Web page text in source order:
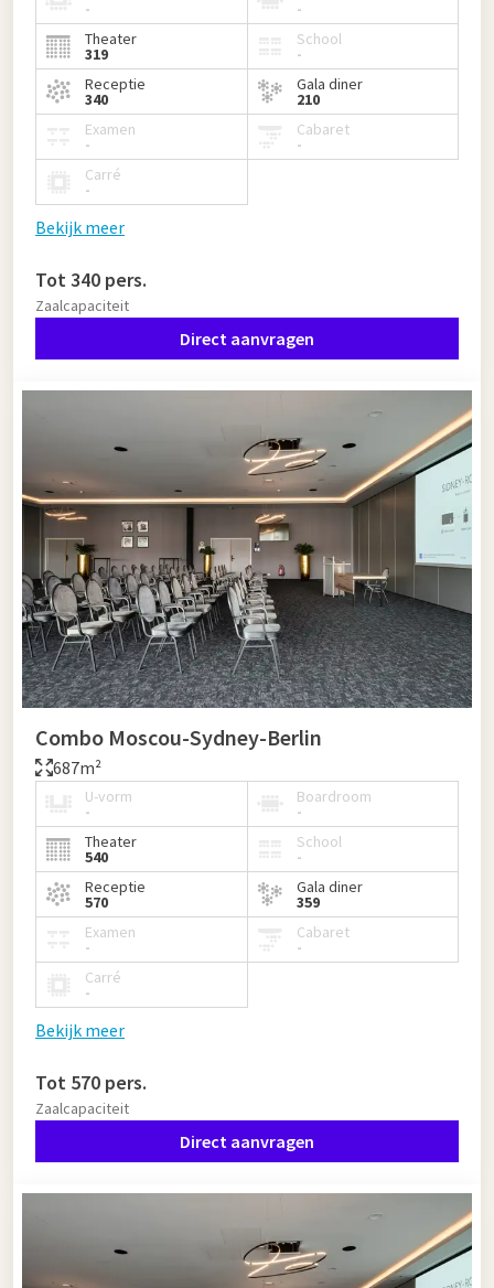
-
-
Theater
319
School
-
Receptie
340
Gala diner
210
Examen
-
Cabaret
-
Carré
-
Bekijk meer
Tot 340 pers.
Zaalcapaciteit
Direct aanvragen
Combo Moscou-Sydney-Berlin
687m²
U-vorm
-
Boardroom
-
Theater
540
School
-
Receptie
570
Gala diner
359
Examen
-
Cabaret
-
Carré
-
Bekijk meer
Tot 570 pers.
Zaalcapaciteit
Direct aanvragen